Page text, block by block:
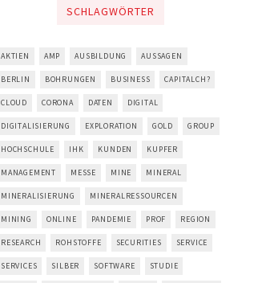
SCHLAGWÖRTER
AKTIEN AMP AUSBILDUNG AUSSAGEN
BERLIN BOHRUNGEN BUSINESS CAPITALCH?
CLOUD CORONA DATEN DIGITAL
DIGITALISIERUNG EXPLORATION GOLD GROUP
HOCHSCHULE IHK KUNDEN KUPFER
MANAGEMENT MESSE MINE MINERAL
MINERALISIERUNG MINERALRESSOURCEN
MINING ONLINE PANDEMIE PROF REGION
RESEARCH ROHSTOFFE SECURITIES SERVICE
SERVICES SILBER SOFTWARE STUDIE